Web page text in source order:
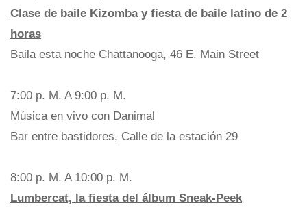
Clase de baile Kizomba y fiesta de baile latino de 2
horas
Baila esta noche Chattanooga, 46 E. Main Street
7:00 p. M. A 9:00 p. M.
Música en vivo con Danimal
Bar entre bastidores, Calle de la estación 29
8:00 p. M. A 10:00 p. M.
Lumbercat, la fiesta del álbum Sneak-Peek